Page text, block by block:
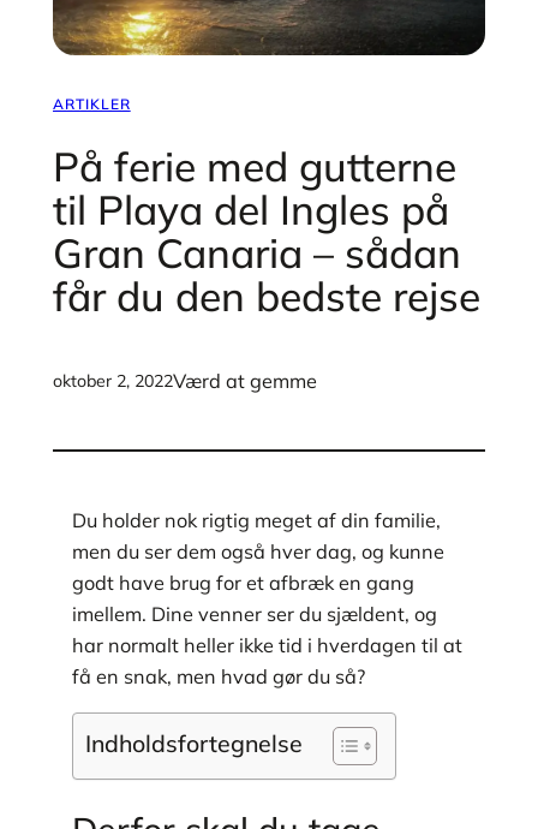
ARTIKLER
På ferie med gutterne
til Playa del Ingles på
Gran Canaria – sådan
får du den bedste rejse
oktober 2, 2022Værd at gemme
Du holder nok rigtig meget af din familie,
men du ser dem også hver dag, og kunne
godt have brug for et afbræk en gang
imellem. Dine venner ser du sjældent, og
har normalt heller ikke tid i hverdagen til at
få en snak, men hvad gør du så?
Indholdsfortegnelse